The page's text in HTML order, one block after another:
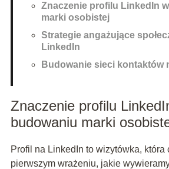
Znaczenie profilu LinkedIn
marki osobistej
Strategie angażujące
LinkedIn
Budowanie sieci kontaktów
Znaczenie profilu
budowaniu marki
Profil na LinkedIn to wizytówka, która
pierwszym wrażeniu, jakie